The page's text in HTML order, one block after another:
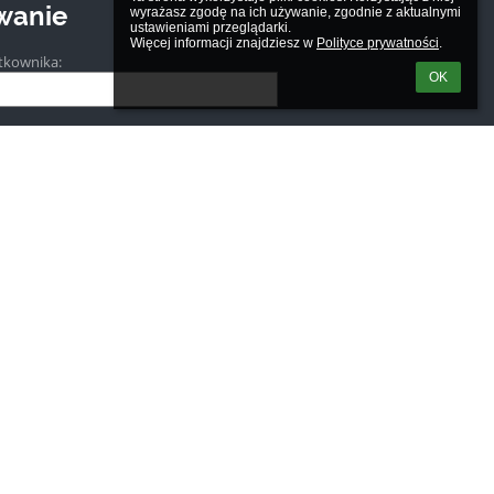
wyrażasz zgodę na ich używanie, zgodnie z aktualnymi
ustawieniami przeglądarki.
Więcej informacji znajdziesz w Polityce prywatności.
OK